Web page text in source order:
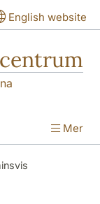
English website
Mer